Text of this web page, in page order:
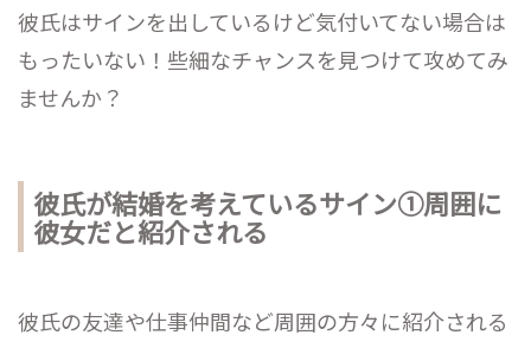
彼氏はサインを出しているけど気付いてない場合は
もったいない！些細なチャンスを見つけて攻めてみ
ませんか？
彼氏が結婚を考えているサイン①周囲に
彼女だと紹介される
彼氏の友達や仕事仲間など周囲の方々に紹介される